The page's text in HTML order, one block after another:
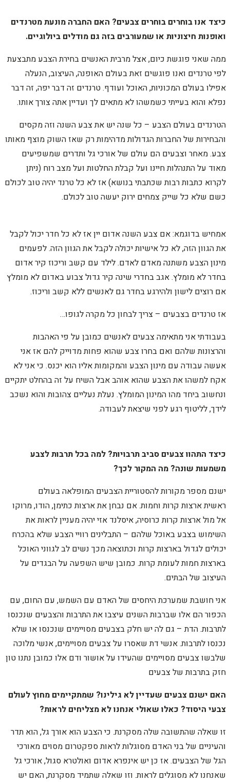
כיצד אנו בוחרים בוחרים צבעים? האם החברה מונעת מטרנדים
ואופנות חיצוניות או שמעורבים בזה גם מודלים ביולוגיים.
ממה שאני פוגשת כיום, אצל מרבית האנשים בחירת הצבע מתבצעת
לפי טרנדים ואנו פוגשים זאת בעולם האופנה, העיצוב, הנעלה
אפילו בעולם המכוניות, האוכל ועודף. טרנדים זה דבר יפה, זה דבר
נפלא והוא בעייתי כשמשהו לא מתאים לך ועדיין אתה צורך אותו.
הטרנדים בעולם הצבע – כל שנה יש את צבע השנה וזה מקסים
והבחירות של החברות הגדולות מדהימות רק שאז השוק מוצף מאותו
צבע. מאחר וצבעים הם עולם של אורכי גל ותדרים שמשפיעים
מאוד על התנהלות חיינו ועל קבלת החלטות ועל מצב רוח (ניתן
לקרוא כתבות רבות שכתבתי בנושא) אז לא כל טרנד יהיה טוב לכולם
כשם שלא כל שייק צמחים ירוק יעשה טוב לכולם.
אמחיש בדוגמא: אם צבע השנה אדום יין אז לא כל חדר יכול לקבל
את הגוון הזה, לא כל אישיות יכולה לקבל את הגוון הזה. לפעמים
מינון הצבע משתנה מאדם לאדם. לילד עם קשב וריכוז קיר אדום
בחדר לא מומלץ. אגב בחדרי שינה קיר גדול צבוע באדום לא מומלץ
אם רוצים לישון ולהירגע בחדר גם לאנשים ללא קשב וריכוז.
אז טרנדים בצבעים – צריך לבחון כל מקרה לגופו…
בעבודתי אני מתאימה צבעים לאנשים כמובן על פי האהבות
והרצונות שלהם ואם בחרו צבע שהוא פחות מדוייק להם אז אני
אעשה עבודה עם מינון הצבע והמקומות אליו הוא יכנס. כי אני לא
אקח למשהו את הצבע שהוא אוהב אבל השיח על זה בהחלט יתקיים
ונחשוב ביחד מהו המינון המומלץ. נעלת נעליים צהובות והוא נשכב
לידך, לליטוף רגע לפני שיצאת לעבודה.
כיצד התהוו צבעים סביב תרבויות? למה בכל תרבות לצבע
משמעות שונה? מה המקור לכך?
ישנם מספר מקורות להסטוריית הצבעים המופלאה בעולם
ראשית ארצות קרות וחמות. אם נבחן את ארצות כתימן, הודו, מרוקו
אל מול ארצות קרות כרוסיה, איסלנד אזי יהיה מעניין לראות את
השימוש בצבע באוכל שלהם – התבלינים רוויי הצבע שלא בהכרח
יכולים לגדול בארצות קרות וכתוצאה מכך נשים לב לגווני האוכל
בארצות חמות לעומת קרות. כמובן שיש השפעה על הבגדים על
העיצוב של הבתים.
אני חושבת שמערכת היחסים של האדם עם השמש, עם החום, עם
הכפור הם אלו שברבות השנים עיצבו את התרבות והצבעים שנכנסו
לתרבות. הדת – גם לה יש חלק בצבעים מסויימים שנכנסו או שלא
נכנסו לתרבות. אנשי דת שאסרו על צבעים מסויימים, אנשי מלוכה
שלבשו צבעים מסויימים שהעידו על אושור ודם אלו כמובן נתנו טון
חזק בתרבות של צבעים
האם ישנם צבעים שעדיין לא גילינו? שמתקיימים מחוץ לעולם
צבעי היסוד? כאלו שאולי אנחנו לא מצליחים לראות?
זו שאלה שהתשובה שלה מסקרנת. כי הצבע הוא אורך גל, הוא תדר
והעיניים של בני האדם מסוגלות לראות ספקטרום מסוים מאורכי
הגל של הצבעים. אז כן יש אינפרא אדום ואולטרא סגול, אורכי גל
שאנחנו לא מסוגלים לראות. וזו שאלה שתמיד מסקרנת, האם יש